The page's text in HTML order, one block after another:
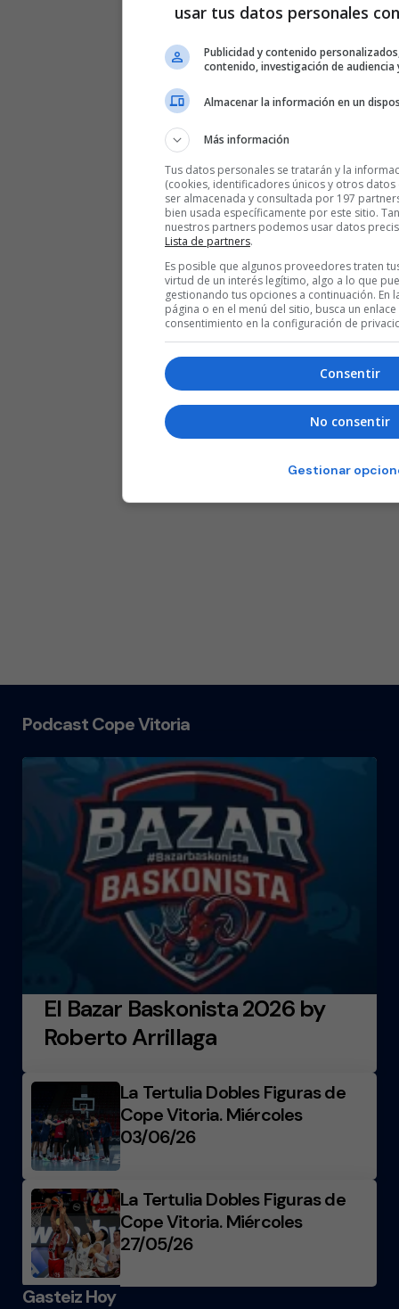
Podcast Cope Vitoria
El Bazar Baskonista 2026 by
Roberto Arrillaga
La Tertulia Dobles Figuras de
Cope Vitoria. Miércoles
03/06/26
La Tertulia Dobles Figuras de
Cope Vitoria. Miércoles
27/05/26
Gasteiz Hoy
usar tus datos personales
Publicidad y contenido
contenido, investigación de
Almacenar la información en un
Más información
Tus datos personales se tratarán y la
(cookies, identificadores únicos y otros
ser almacenada y consultada por 197
bien usada específicamente por este sitio.
nuestros partners podemos usar datos
Lista de partners.
Es posible que algunos proveedores traten
virtud de un interés legítimo, algo a lo que
gestionando tus opciones a continuación. En
página o en el menú del sitio, busca un
consentimiento en la configuración de
Consentir
No consentir
Gestionar